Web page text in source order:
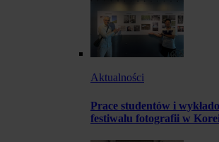
Aktualności
Prace studentów i
festiwalu fotografii w